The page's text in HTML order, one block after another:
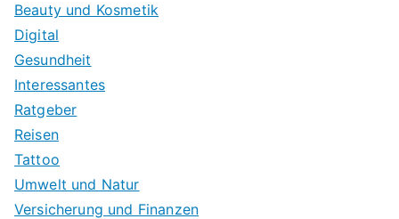
Beauty und Kosmetik
Digital
Gesundheit
Interessantes
Ratgeber
Reisen
Tattoo
Umwelt und Natur
Versicherung und Finanzen